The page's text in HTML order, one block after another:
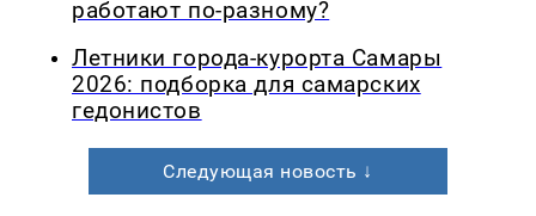
работают по-разному?
Летники города-курорта Самары
2026: подборка для самарских
гедонистов
Следующая новость ↓